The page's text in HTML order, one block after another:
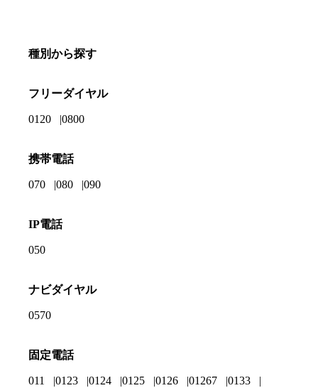
種別から探す
フリーダイヤル
0120 0800
携帯電話
070 080 090
IP電話
050
ナビダイヤル
0570
固定電話
011 0123 0124 0125 0126 01267 0133